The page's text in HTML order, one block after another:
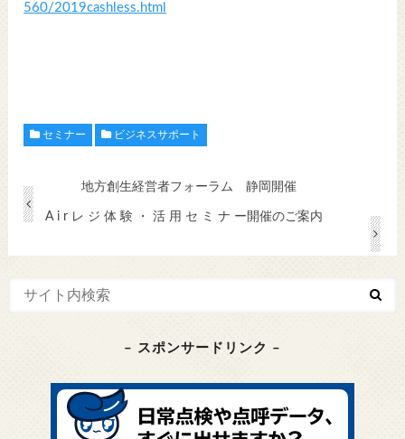
560/2019cashless.html
セミナー ビジネスサポート
地方創生経営者フォーラム 静岡開催
A i r レ ジ 体 験 ・ 活 用 セ ミ ナ ー開催のご案内
– スポンサードリンク –